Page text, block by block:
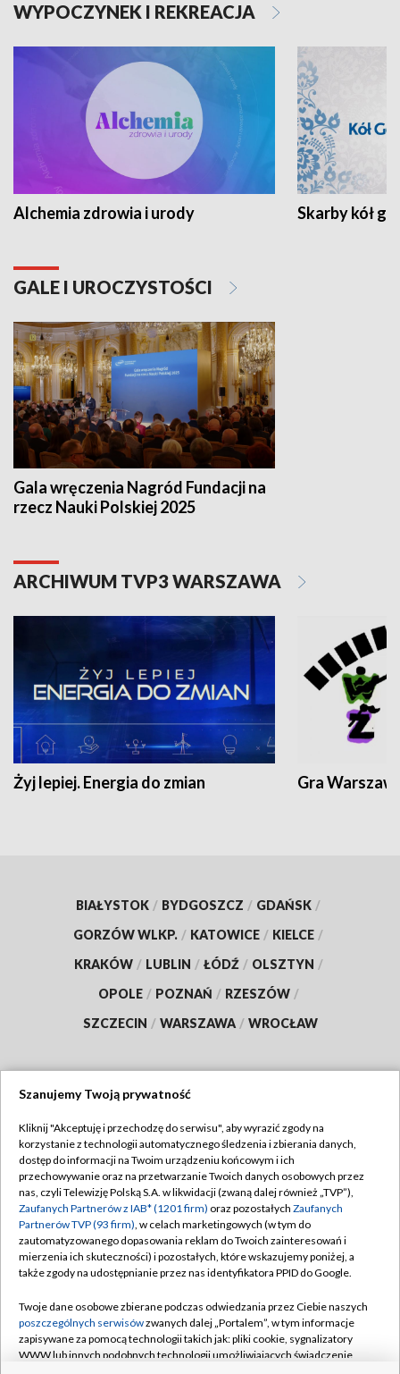
WYPOCZYNEK I REKREACJA
Alchemia zdrowia i urody Skarby kół
GALE I UROCZYSTOŚCI
Gala wręczenia Nagród Fundacji na
rzecz Nauki Polskiej 2025
ARCHIWUM TVP3 WARSZAWA
Żyj lepiej. Energia do zmian Gra
BIAŁYSTOK / BYDGOSZCZ / GDAŃSK /
GORZÓW WLKP. / KATOWICE / KIELCE /
KRAKÓW / LUBLIN / ŁÓDŹ / OLSZTYN /
OPOLE / POZNAŃ / RZESZÓW /
SZCZECIN / WARSZAWA / WROCŁAW
TVP
Abonament TVP
Emisja w TVP
Centrum informacji TVP
Naziemna Telewizja Cyfrowa
Rada Programowa
System NOS
Regulamin TVP
Polityka prywatności
Moje zgody
Pomoc
Kontakt
Szanujemy Twoją prywatność
Kliknij "Akceptuję i przechodzę do serwisu", aby wyrazić zgody na
korzystanie z technologii automatycznego śledzenia i zbierania danych,
dostęp do informacji na Twoim urządzeniu końcowym i ich
przechowywanie oraz na przetwarzanie Twoich danych osobowych przez
nas, czyli Telewizję Polską S.A. w likwidacji (zwaną dalej również „TVP”),
Zaufanych Partnerów z IAB* (1201 firm) oraz pozostałych Zaufanych
Partnerów TVP (93 firm), w celach marketingowych (w tym do
zautomatyzowanego dopasowania reklam do Twoich zainteresowań i
mierzenia ich skuteczności) i pozostałych, które wskazujemy poniżej, a
także zgody na udostępnianie przez nas identyfikatora PPID do Google.
Twoje dane osobowe zbierane podczas odwiedzania przez Ciebie naszych
poszczególnych serwisówzwanych dalej „Portalem”, w tym informacje
zapisywane za pomocą technologii takich jak: pliki cookie, sygnalizatory
WWW lub innych podobnych technologii umożliwiających świadczenie